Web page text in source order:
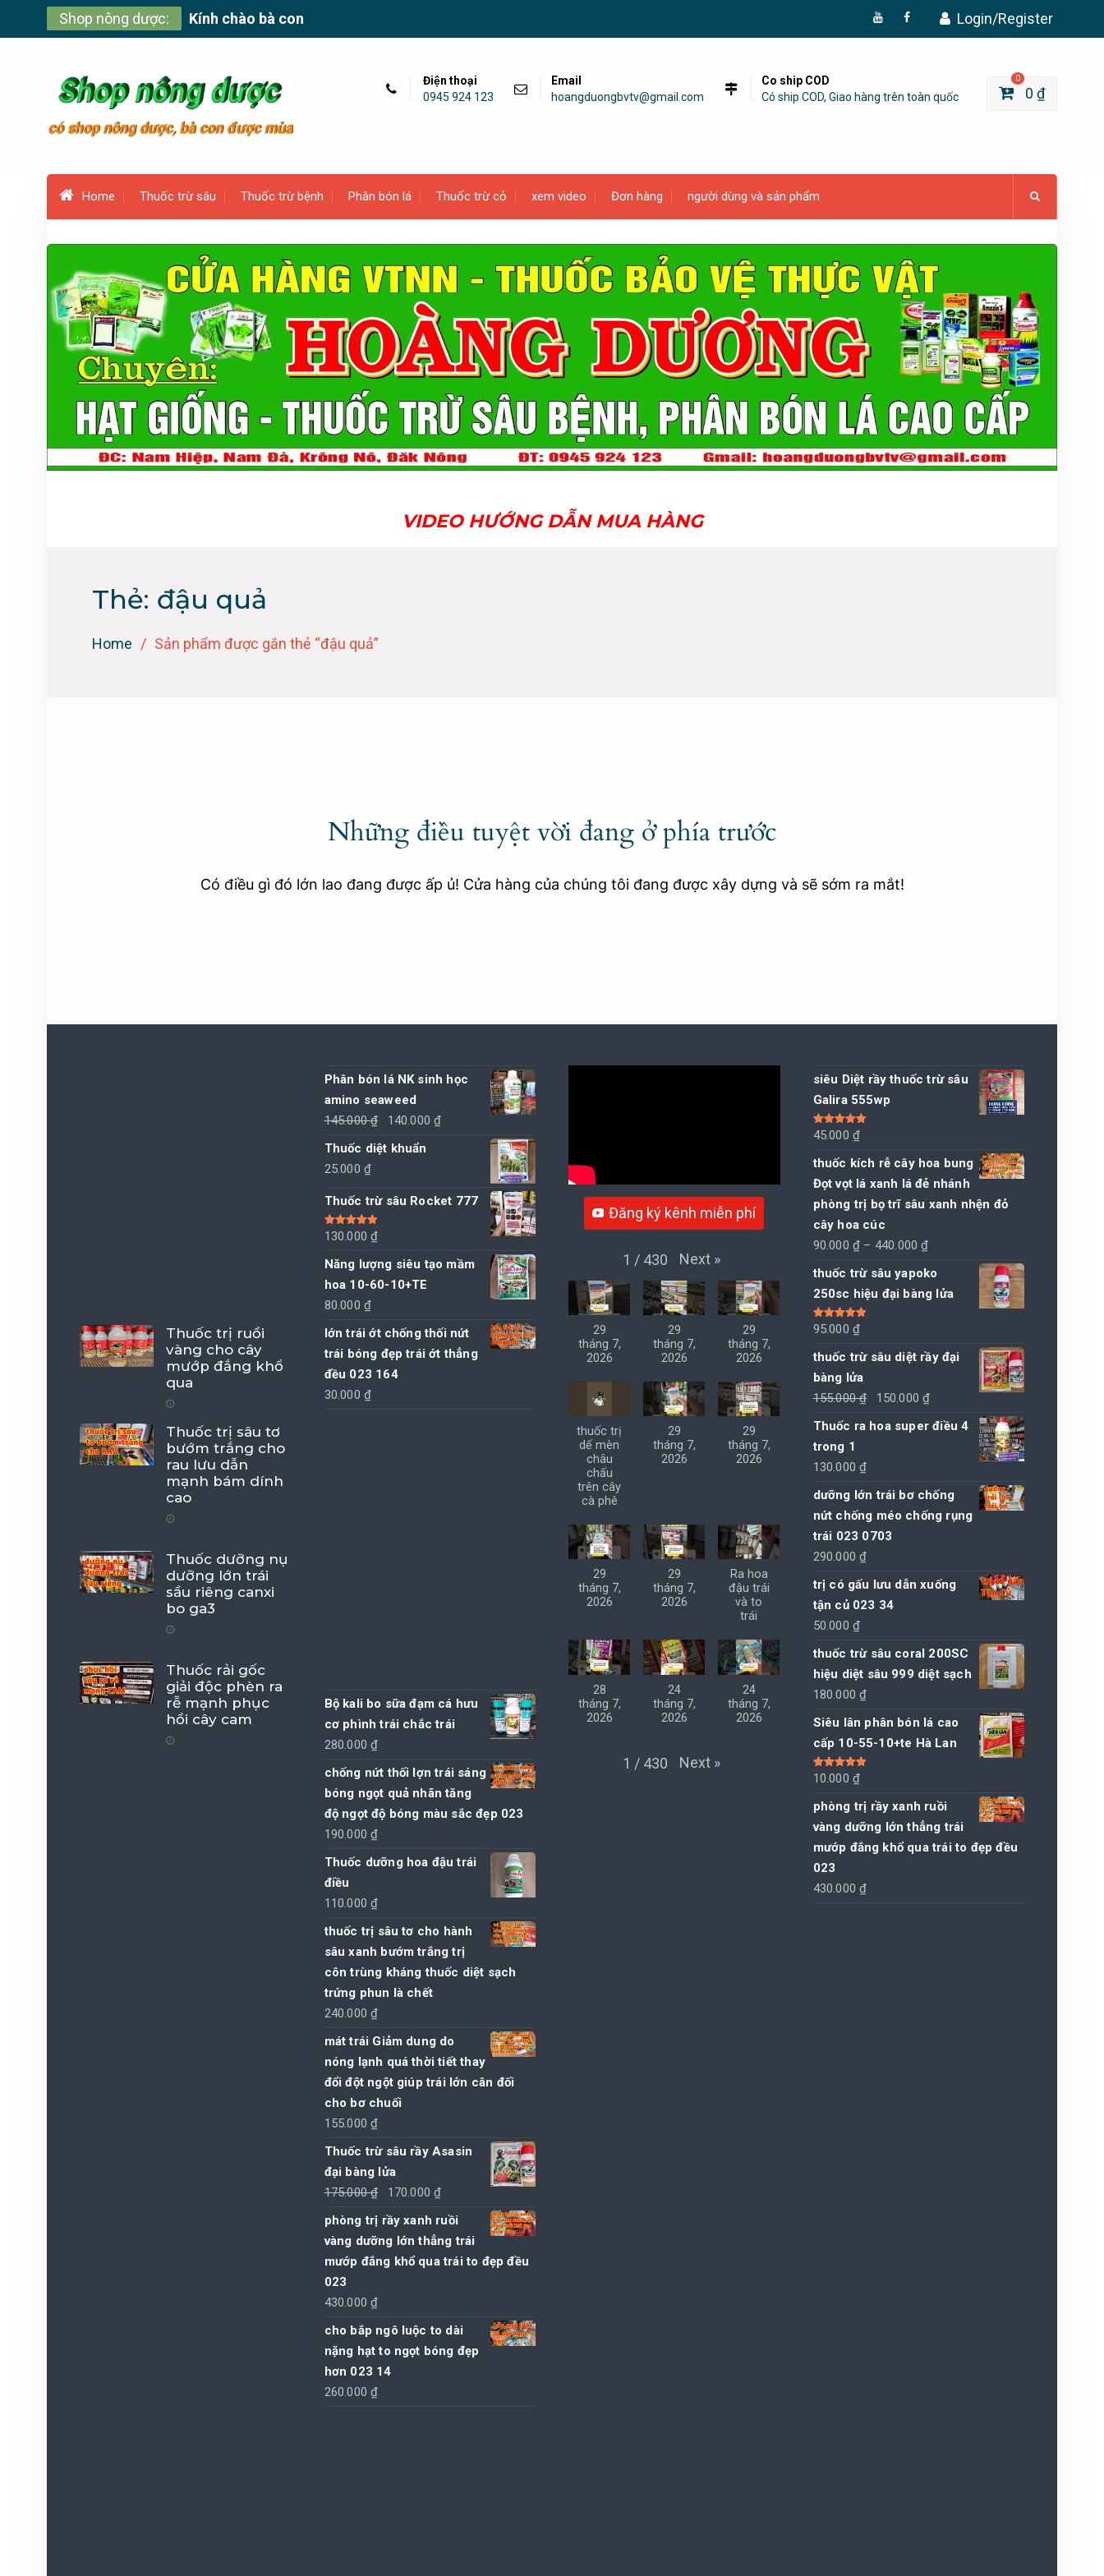
to
Shop nông dược: Kính chào bà con
Login/Register
Điện thoại
0945 924 123
Email
hoangduongbvtv@gmail.com
Co ship COD
Có ship COD, Giao hàng trên toàn quốc
0
0 ₫
Home Thuốc trừ sâu Thuốc trừ bệnh Phân bón lá Thuốc trừ cỏ xem video Đơn hàng người dùng và sản phẩm
VIDEO HƯỚNG DẪN MUA HÀNG
Thẻ: đậu quả
Home Sản phẩm được gắn thẻ “đậu quả”
Những điều tuyệt vời đang ở phía trước
Có điều gì đó lớn lao đang được ấp ủ! Cửa hàng của chúng tôi đang được xây dựng và sẽ sớm ra mắt!
Thuốc trị ruồi
vàng cho cây
mướp đắng khổ
qua
Thuốc trị sâu tơ
bướm trắng cho
rau lưu dẫn
mạnh bám dính
cao
Thuốc dưỡng nụ
dưỡng lớn trái
sầu riêng canxi
bo ga3
Thuốc rải gốc
giải độc phèn ra
rễ mạnh phục
hồi cây cam
Phân bón lá NK sinh học
amino seaweed
145.000₫
Giá
gốc
140.000₫
140.000 ₫.
Thuốc diệt khuẩn
25.000 ₫
Thuốc trừ sâu Rocket 777
Được xếp
hạng5.00 5
130.000₫
Năng lượng siêu tạo mầm
hoa 10-60-10+TE
80.000 ₫
lớn trái ớt chống thối nứt
trái bóng đẹp trái ớt thẳng
đều 023 164
30.000 ₫
Bộ kali bo sữa đạm cá hưu
cơ phình trái chắc trái
280.000₫
chống nứt thối lợn trái sáng
bóng ngọt quả nhãn tăng
độ ngọt độ bóng màu sắc đẹp 023
190.000₫
Thuốc dưỡng hoa đậu trái
điều
110.000₫
thuốc trị sâu tơ cho hành
sâu xanh bướm trắng trị
côn trùng kháng thuốc diệt sạch
trứng phun là chết
240.000₫
mát trái Giảm dung do
nóng lạnh quá thời tiết thay
đổi đột ngột giúp trái lớn cân đối
cho bơ chuối
155.000₫
Thuốc trừ sâu rầy Asasin
đại bàng lửa
175.000₫
Giá
gốc
175.000 ₫.
170.000₫
hiện
là:
phòng trị rầy xanh ruồi
vàng dưỡng lớn thẳng trái
mướp đắng khổ qua trái to đẹp đều
023
430.000₫
cho bắp ngô luộc to dài
nặng hạt to ngọt bóng đẹp
hơn 023 14
260.000₫
Đăng ký kênh miễn phí
1 / 430 Next »
29
tháng 7,
2026
29
tháng 7,
2026
29
tháng 7,
2026
thuốc trị
dế mèn
châu
chấu
trên cây
cà phê
29
tháng 7,
2026
29
tháng 7,
2026
29
tháng 7,
2026
29
tháng 7,
2026
Ra hoa
đậu trái
và to
trái
28
tháng 7,
2026
24
tháng 7,
2026
24
tháng 7,
2026
1 / 430 Next »
siêu Diệt rầy thuốc trừ sâu
Galira 555wp
Được xếp
hạng5.005
45.000 ₫
thuốc kích rễ cây hoa bung
Đọt vọt lá xanh lá đẻ nhánh
phòng trị bọ trĩ sâu xanh nhện đỏ
cây hoa cúc
90.000 ₫ – 440.000₫Khoảng
từ
440.000 ₫
thuốc trừ sâu yapoko
250sc hiệu đại bàng lửa
Được xếp
hạng5.005
95.000 ₫
thuốc trừ sâu diệt rầy đại
bàng lửa
155.000₫
Giá
gốc
150.000₫
hiện
Thuốc ra hoa super điều 4
trong 1
130.000₫
dưỡng lớn trái bơ chống
nứt chống méo chống rụng
trái 023 0703
290.000₫
trị có gấu lưu dẫn xuống
tận củ 023 34
50.000 ₫
thuốc trừ sâu coral 200SC
hiệu diệt sâu 999 diệt sạch
180.000₫
Siêu lân phân bón lá cao
cấp 10-55-10+te Hà Lan
Được xếp
hạng5.005
10.000 ₫
phòng trị rầy xanh ruồi
vàng dưỡng lớn thẳng trái
mướp đắng khổ qua trái to đẹp đều
023
430.000₫